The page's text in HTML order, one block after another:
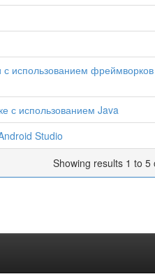
использованием
с использованием Java
Studio
Showing results 1 to 5